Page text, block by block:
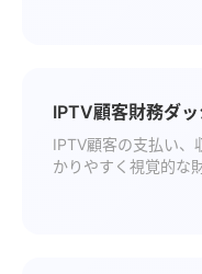
IPTV顧客財務ダ
IPTV顧客の支払い、
かりやすく視覚的な